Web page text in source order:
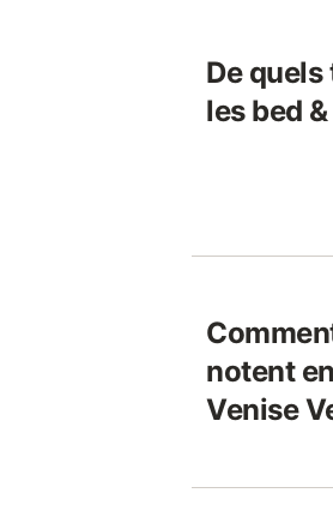
De
les bed
notent
Venise